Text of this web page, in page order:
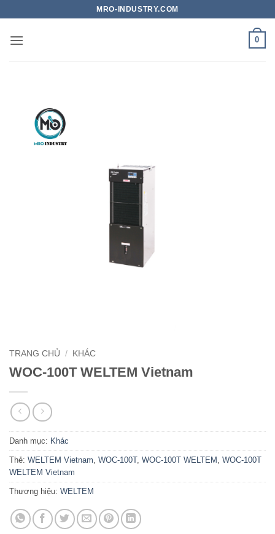
nội
MRO-INDUSTRY.COM
0
TRANG CHỦ / KHÁC
WOC-100T WELTEM Vietnam
Danh mục: Khác
Thẻ: WELTEM Vietnam, WOC-100T, WOC-100T WELTEM , WOC-100T
WELTEM Vietnam
Thương hiệu: WELTEM